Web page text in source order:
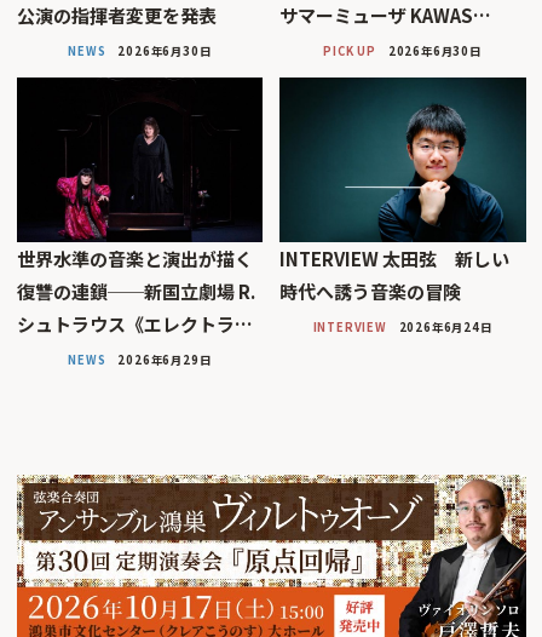
公演の指揮者変更を発表
NEWS 2026年6月30日
サマーミューザ KAWAS…
PICK UP 2026年6月30日
世界水準の音楽と演出が描く
復讐の連鎖──新国立劇場 R.
シュトラウス《エレクトラ…
NEWS 2026年6月29日
INTERVIEW 太田弦 新しい
時代へ誘う音楽の冒険
INTERVIEW 2026年6月24日